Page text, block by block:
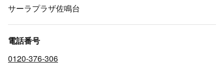
サーラプラザ佐鳴台
電話番号
0120-376-306